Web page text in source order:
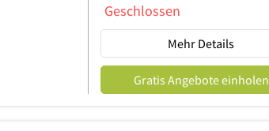
Geschlossen
Mehr Details
Gratis Angebote einholen